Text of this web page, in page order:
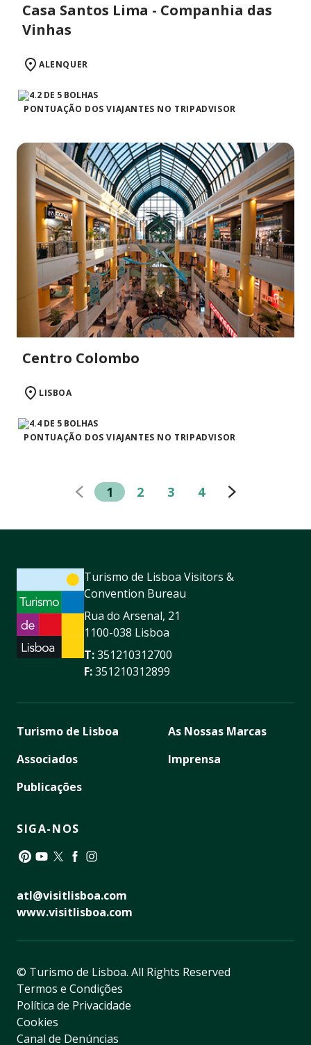
Casa Santos Lima - Companhia das
Vinhas
ALENQUER
PONTUAÇÃO DOS VIAJANTES NO TRIPADVISOR
Centro Colombo
LISBOA
PONTUAÇÃO DOS VIAJANTES NO TRIPADVISOR
1 2 3 4
Turismo de Lisboa Visitors &
Convention Bureau
Rua do Arsenal, 21
1100-038 Lisboa
T:351210312700
F:351210312899
Turismo de Lisboa
Associados
Publicações
As Nossas Marcas
Imprensa
SIGA-NOS
atl@visitlisboa.com
www.visitlisboa.com
© Turismo de Lisboa. All Rights Reserved
Termos e Condições
Política de Privacidade
Cookies
Canal de Denúncias